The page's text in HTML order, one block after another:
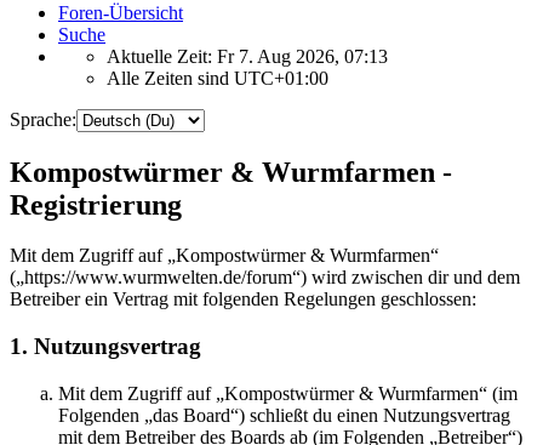
Foren-Übersicht
Suche
Aktuelle Zeit: Fr 7. Aug 2026, 07:13
Alle Zeiten sind UTC+01:00
Sprache:
Kompostwürmer & Wurmfarmen -
Registrierung
Mit dem Zugriff auf „Kompostwürmer & Wurmfarmen“
(„https://www.wurmwelten.de/forum“) wird zwischen dir und dem
Betreiber ein Vertrag mit folgenden Regelungen geschlossen:
1. Nutzungsvertrag
Mit dem Zugriff auf „Kompostwürmer & Wurmfarmen“ (im
Folgenden „das Board“) schließt du einen Nutzungsvertrag
mit dem Betreiber des Boards ab (im Folgenden „Betreiber“)